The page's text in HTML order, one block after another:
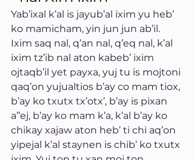
Yab’ixal k’al is jayub’al ixim yu heb’
ko mamicham, yin jun jun ab’il.
Ixim saq nal, q’an nal, q’eq nal, k’al
ixim tz’ib nal aton kabeb’ ixim
ojtaqb’il yet payxa, yuj tu is mojtoni
qaq’on yujualtios b’ay co mam tiox,
b’ay ko txutx tx’otx’, b’ay is pixan
a’’ej, b’ay ko mam k’a, k’al b’ay ko
chikay xajaw aton heb’ ti chi aq’on
yipejal k’al staynen is chib’ ko txutx